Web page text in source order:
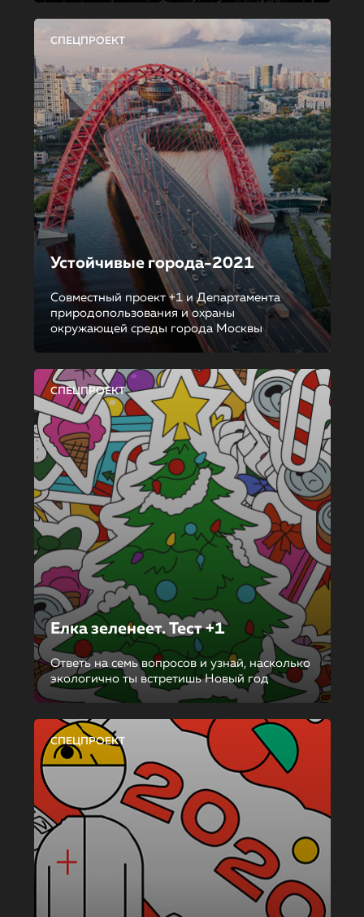
СПЕЦПРОЕКТ
Устойчивые города-2021
Совместный проект +1 и Департамента
природопользования и охраны
окружающей среды города Москвы
СПЕЦПРОЕКТ
Елка зеленеет. Тест +1
Ответь на семь вопросов и узнай, насколько
экологично ты встретишь Новый год
СПЕЦПРОЕКТ